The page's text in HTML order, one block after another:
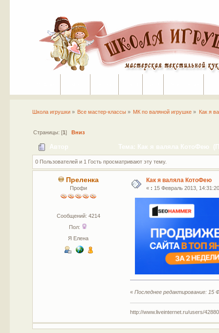
Школа игрушки» Все мастер-классы » МК по валяной игрушке » Как я
Страницы: [1 ] Вниз
Автор Тема: Как я валяла КотоФею
0 Пользователей и 1 Гость просматривают эту тему.
Преленка
Профи
Сообщений: 4214
Пол:
Я Елена
Как я валяла КотоФею
« : 15 Февраль 2013,
«Последнее редактирование: 15
http://www.liveinternet.ru/users/